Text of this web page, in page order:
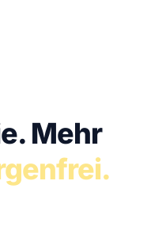
Mehr